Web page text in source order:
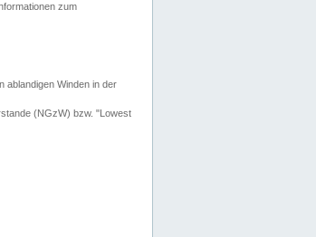
zum
ablandigen Winden in der
(NGzW) bzw. "Lowest